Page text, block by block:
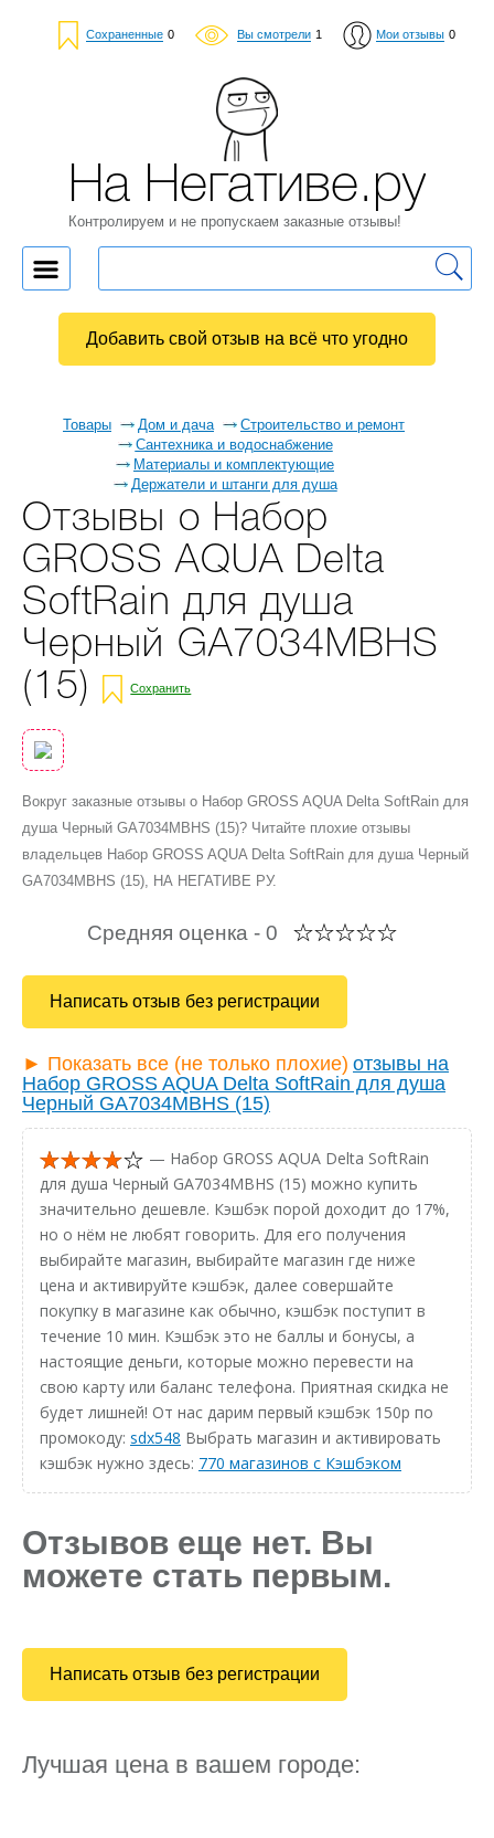
Сохраненные 0 Вы смотрели 1 Мои отзывы 0
Товары Дом и дача
Строительство и ремонт
Сантехника и водоснабжение
Материалы и комплектующие
Держатели и штанги для душа
Отзывы о Набор
GROSS AQUA Delta
SoftRain для душа
Черный GA7034MBHS
(15)
Сохранить
Вокруг заказные отзывы о Набор GROSS AQUA Delta SoftRain для
душа Черный GA7034MBHS (15)? Читайте плохие отзывы
владельцев Набор GROSS AQUA Delta SoftRain для душа Черный
GA7034MBHS (15), НА НЕГАТИВЕ РУ.
Средняя оценка - 0
Написать отзыв без регистрации
► Показать все (не только плохие) отзывы на
Набор GROSS AQUA Delta SoftRain для душа
Черный GA7034MBHS (15)
— Набор GROSS AQUA Delta SoftRain
для душа Черный GA7034MBHS (15) можно купить
значительно дешевле. Кэшбэк порой доходит до 17%,
но о нём не любят говорить. Для его получения
выбирайте магазин, выбирайте магазин где ниже
цена и активируйте кэшбэк, далее совершайте
покупку в магазине как обычно, кэшбэк поступит в
течение 10 мин. Кэшбэк это не баллы и бонусы, а
настоящие деньги, которые можно перевести на
свою карту или баланс телефона. Приятная скидка не
будет лишней! От нас дарим первый кэшбэк 150р по
промокоду: sdx548 Выбрать магазин и активировать
кэшбэк нужно здесь: 770 магазинов с Кэшбэком
Отзывов еще нет. Вы
можете стать первым.
Написать отзыв без регистрации
Лучшая цена в вашем городе:
На Негативе.ру
Контролируем и не пропускаем заказные отзывы!
Добавить свой отзыв на всё что угодно